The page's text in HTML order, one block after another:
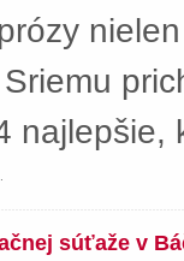
najlepšie,
súťaže v